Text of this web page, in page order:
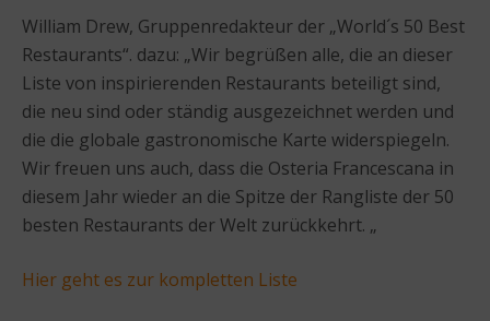
William Drew, Gruppenredakteur der „World´s 50 Best
Restaurants“. dazu: „Wir begrüßen alle, die an dieser
Liste von inspirierenden Restaurants beteiligt sind,
die neu sind oder ständig ausgezeichnet werden und
die die globale gastronomische Karte widerspiegeln.
Wir freuen uns auch, dass die Osteria Francescana in
diesem Jahr wieder an die Spitze der Rangliste der 50
besten Restaurants der Welt zurückkehrt. „
Hier geht es zur kompletten Liste